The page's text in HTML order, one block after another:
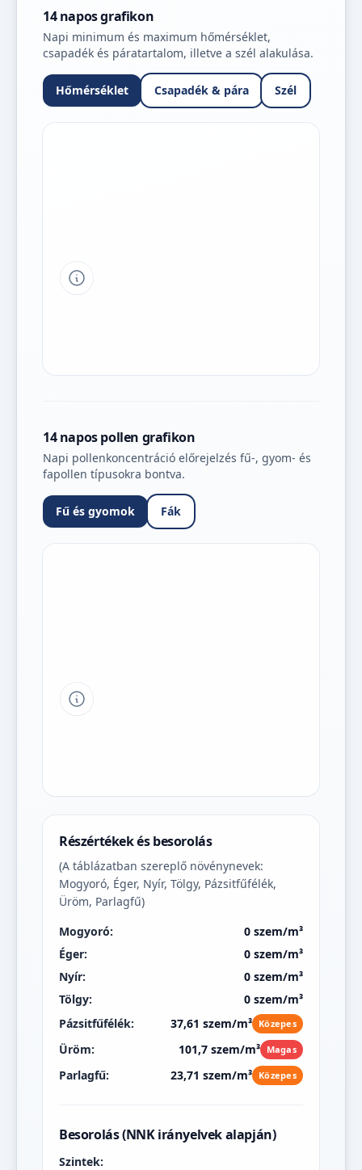
14 napos grafikon
Napi minimum és maximum hőmérséklet,
csapadék és páratartalom, illetve a szél alakulása.
Hőmérséklet Csapadék & pára Szél
Tipp a grafikon jelmagyarázatához
14 napos pollen grafikon
Napi pollenkoncentráció előrejelzés fű-, gyom- és
fapollen típusokra bontva.
Fű és gyomok Fák
Tipp a grafikon jelmagyarázatához
Részértékek és besorolás
(A táblázatban szereplő növénynevek:
Mogyoró, Éger, Nyír, Tölgy, Pázsitfűfélék,
Üröm, Parlagfű)
Mogyoró:
0 szem/m³
Éger:
0 szem/m³
Nyír:
0 szem/m³
Tölgy:
0 szem/m³
Pázsitfűfélék:
37,61 szem/m³ Közepes
Üröm: 101,7 szem/m³ Magas
Parlagfű: 23,71 szem/m³ Közepes
Besorolás (NNK irányelvek alapján)
Szintek: